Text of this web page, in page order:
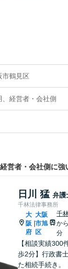
市鶴見区
、経営者・会社側
営者・会社側に強
日川 猛 弁護
千林法律事務所
大
阪
府
|
大阪
市旭
区
千
か
分
【相談実績300
歩2分】行政書
た相続手続き。